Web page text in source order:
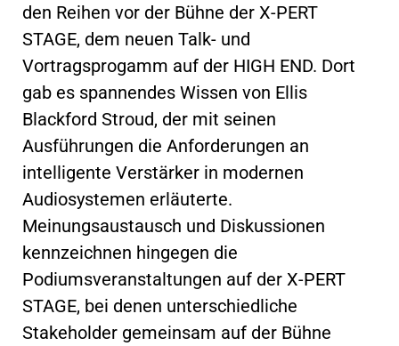
den Reihen vor der Bühne der X-PERT
STAGE, dem neuen Talk- und
Vortragsprogamm auf der HIGH END. Dort
gab es spannendes Wissen von Ellis
Blackford Stroud, der mit seinen
Ausführungen die Anforderungen an
intelligente Verstärker in modernen
Audiosystemen erläuterte.
Meinungsaustausch und Diskussionen
kennzeichnen hingegen die
Podiumsveranstaltungen auf der X-PERT
STAGE, bei denen unterschiedliche
Stakeholder gemeinsam auf der Bühne